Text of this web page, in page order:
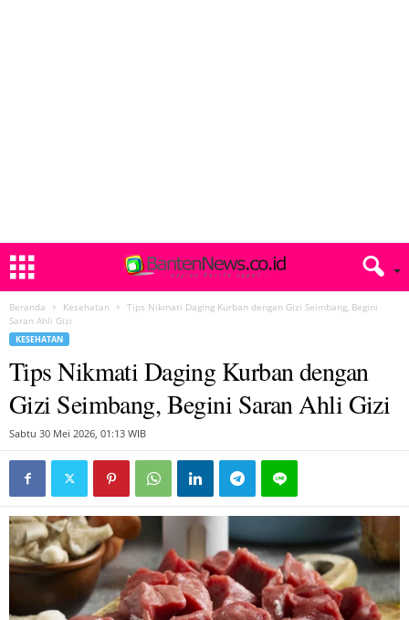
Beranda Kesehatan
Tips Nikmati Daging Kurban dengan Gizi Seimbang, Begini
Saran Ahli Gizi
KESEHATAN
Tips Nikmati Daging Kurban dengan
Gizi Seimbang, Begini Saran Ahli Gizi
Sabtu 30 Mei 2026, 01:13 WIB